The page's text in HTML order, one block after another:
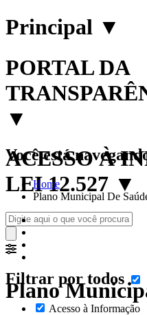
Principal ▼
PORTAL DA
▼
ACESSO À
LEI 12.527 ▼
Filtrar por todos
Acesso à Informação
Você está
Home
Plano Municipal De
Plano